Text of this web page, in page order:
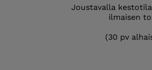
Joustavalla
ilmaisen
(30 pv